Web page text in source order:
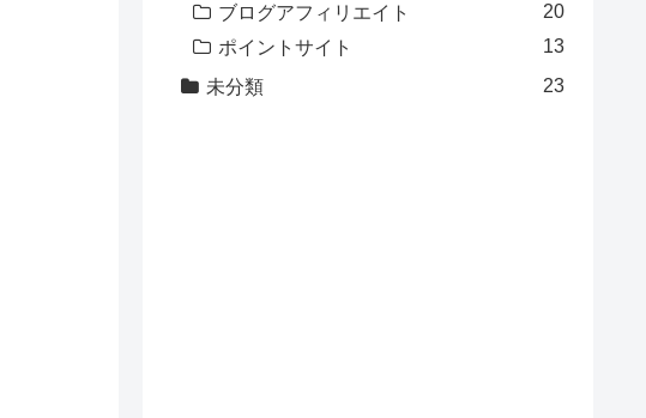
ブログアフィリエイト
20
ポイントサイト
13
未分類
23